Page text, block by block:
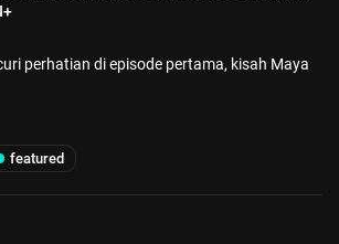
perhatian di episode pertama, kisah Maya
featured